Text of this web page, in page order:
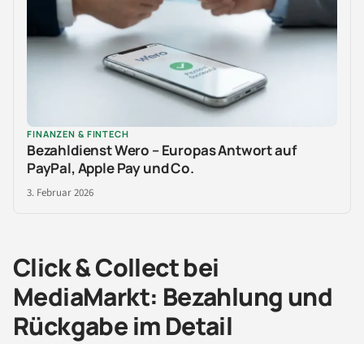
FINANZEN & FINTECH
Bezahldienst Wero – Europas Antwort auf
PayPal, Apple Pay und Co.
3. Februar 2026
Click & Collect bei
MediaMarkt: Bezahlung und
Rückgabe im Detail